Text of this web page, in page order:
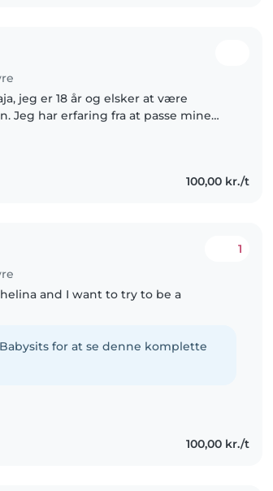
jeg er 18 år og elsker at være
Jeg har erfaring fra at passe mine
100,00 kr./t
1
and I want to try to be a
for at se denne komplette
100,00 kr./t